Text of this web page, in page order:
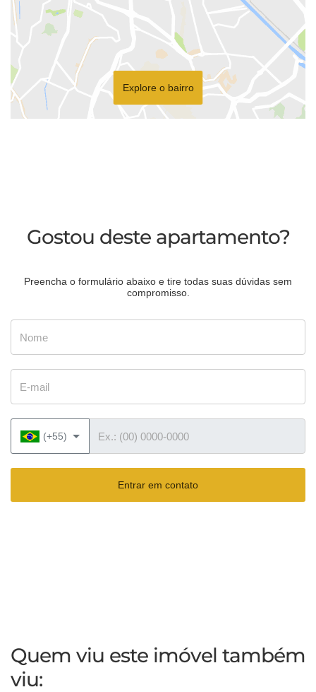
Explore o bairro
Gostou deste apartamento?
Preencha o formulário abaixo e tire todas suas dúvidas sem
compromisso.
(+55)
Entrar em contato
Quem viu este imóvel também
viu: